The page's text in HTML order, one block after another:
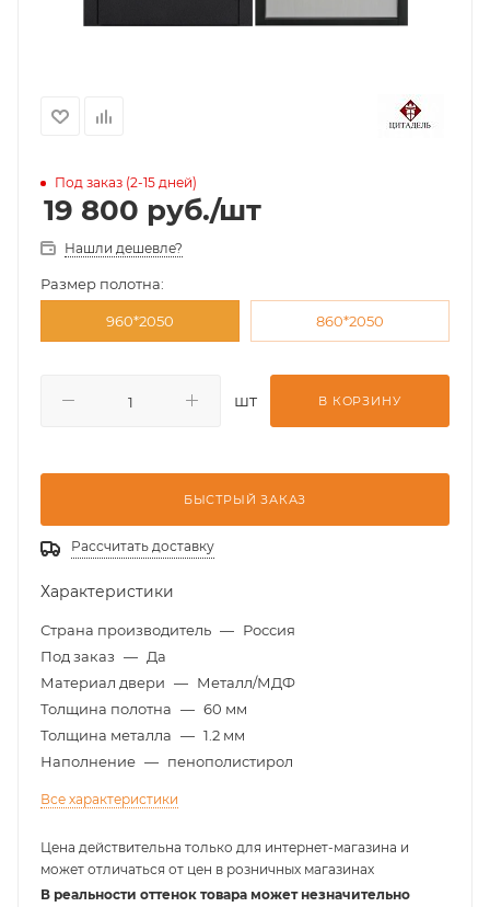
Под заказ (2-15 дней)
19 800 руб./шт
Нашли дешевле?
Размер полотна:
960*2050 860*2050
шт В КОРЗИНУ
БЫСТРЫЙ ЗАКАЗ
Рассчитать доставку
Характеристики
Страна производитель — Россия
Под заказ — Да
Материал двери — Металл/МДФ
Толщина полотна — 60 мм
Толщина металла — 1.2 мм
Наполнение — пенополистирол
Все характеристики
Цена действительна только для интернет-магазина и
может отличаться от цен в розничных магазинах
В реальности оттенок товара может незначительно